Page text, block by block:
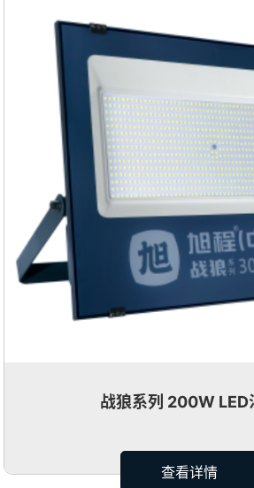
战狼系列 200W LED
查看详情